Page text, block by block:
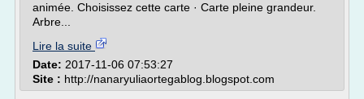
animée. Choisissez cette carte · Carte pleine grandeur.
Arbre...
Lire la suite
Date: 2017-11-06 07:53:27
Site : http://nanaryuliaortegablog.blogspot.com